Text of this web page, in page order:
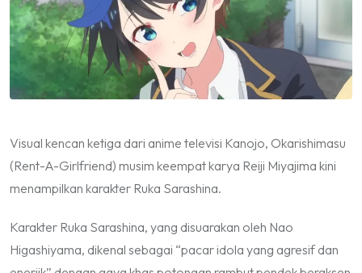
Visual kencan ketiga dari anime televisi Kanojo, Okarishimasu
(Rent-A-Girlfriend) musim keempat karya Reiji Miyajima kini
menampilkan karakter Ruka Sarashina.
Karakter Ruka Sarashina, yang disuarakan oleh Nao
Higashiyama, dikenal sebagai “pacar idola yang agresif dan